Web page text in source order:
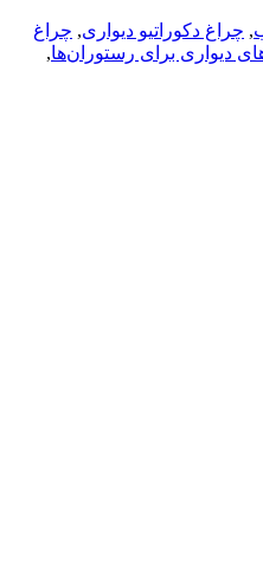
, چراغ دکوراتیو دیواری, چراغ
دیواری برای رستوران‌ها,